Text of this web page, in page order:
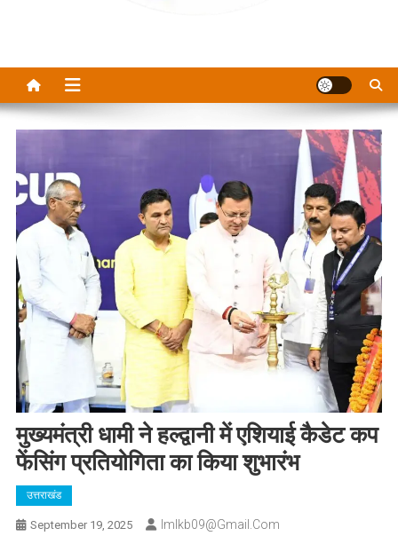
मुख्यमंत्री धामी ने हल्द्वानी में एशियाई कैडेट कप
फेंसिंग प्रतियोगिता का किया शुभारंभ
उत्तराखंड
September 19, 2025 Imlkb09@gmail.com